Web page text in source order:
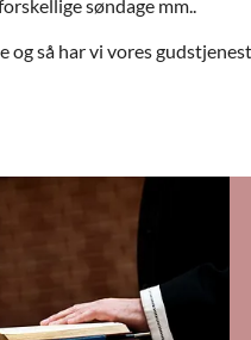
søndage mm..
så har vi vores